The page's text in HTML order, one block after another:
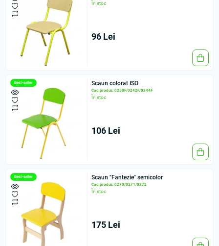
În stoc
96 Lei
Best-seller Scaun colorat ISO
Cod produs: 0250F/0242F/0244F
În stoc
106 Lei
Best-seller Scaun "Fantezie" semicolor
Cod produs: 0270/0271/0272
În stoc
175 Lei